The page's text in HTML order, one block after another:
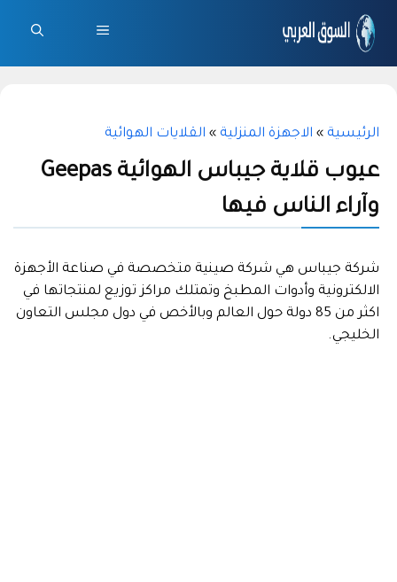
المحتوى
القائمة
الرئيسية » الاجهزة المنزلية » القلايات الهوائية
عيوب قلاية جيباس الهوائية Geepas
وآراء الناس فيها
شركة جيباس هي شركة صينية متخصصة في صناعة الأجهزة
الالكترونية وأدوات المطبخ وتمتلك مراكز توزيع لمنتجاتها في
اكثر من 85 دولة حول العالم وبالأخص في دول مجلس التعاون
الخليجي.